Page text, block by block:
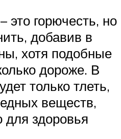
это горючесть, но
добавив в
хотя подобные
дороже. В
только тлеть,
веществ,
для здоровья